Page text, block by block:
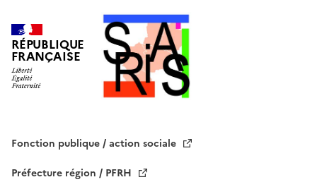
h
a
m
p
v
e
RÉPUBLIQUE
FRANÇAISE
Fonction publique / action sociale
Préfecture région / PFRH